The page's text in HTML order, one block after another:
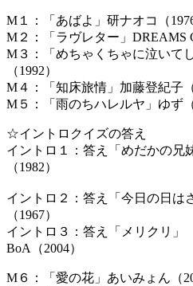
M１：「あばよ」研ナオコ（
M２：「ラヴレター」DREAMS
M３：「めちゃくちゃに泣いて
（1992）
M４：「知床旅情」
M５：「雨のちハレルヤ
☆イントロクイズの答え
イントロ１：答え「めだかの兄
（
イントロ２：答え「今日の日は
（
イントロ３：答え「メリクリ」
BoA
M６：「愛の花」あいみ